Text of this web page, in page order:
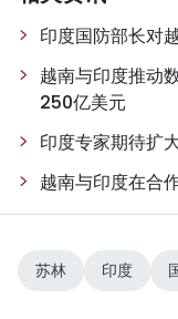
印度国防部长对
越南与印度推动
250亿美元
印度专家期待扩
越南与印度在合
苏林 印度